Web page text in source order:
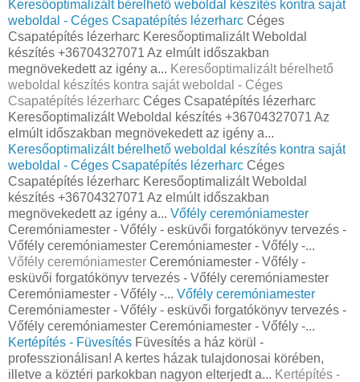
Keresőoptimalizált bérelhető weboldal készítés kontra saját
weboldal - Céges Csapatépítés lézerharc Céges
Csapatépítés lézerharc Keresőoptimalizált Weboldal
készítés +36704327071 Az elmúlt időszakban
megnövekedett az igény a... Keresőoptimalizált bérelhető
weboldal készítés kontra saját weboldal - Céges
Csapatépítés lézerharc Céges Csapatépítés lézerharc
Keresőoptimalizált Weboldal készítés +36704327071 Az
elmúlt időszakban megnövekedett az igény a...
Keresőoptimalizált bérelhető weboldal készítés kontra saját
weboldal - Céges Csapatépítés lézerharc Céges
Csapatépítés lézerharc Keresőoptimalizált Weboldal
készítés +36704327071 Az elmúlt időszakban
megnövekedett az igény a... Vőfély ceremóniamester
Ceremóniamester - Vőfély - esküvői forgatókönyv tervezés -
Vőfély ceremóniamester Ceremóniamester - Vőfély -...
Vőfély ceremóniamester Ceremóniamester - Vőfély -
esküvői forgatókönyv tervezés - Vőfély ceremóniamester
Ceremóniamester - Vőfély -... Vőfély ceremóniamester
Ceremóniamester - Vőfély - esküvői forgatókönyv tervezés -
Vőfély ceremóniamester Ceremóniamester - Vőfély -...
Kertépítés - Füvesítés Füvesítés a ház körül -
professzionálisan! A kertes házak tulajdonosai körében,
illetve a köztéri parkokban nagyon elterjedt a... Kertépítés -